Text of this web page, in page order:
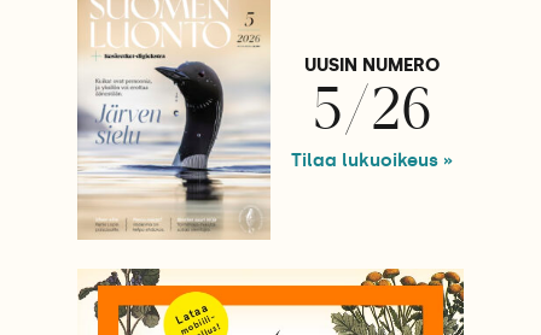
UUSIN NUMERO
5/26
Tilaa lukuoikeus »